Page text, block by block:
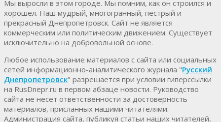
Мы выросли в этом городе. Мы помним, как он строился и
хорошел. Наш мудрый, многогранный, пестрый и
прекрасный Днепропетровск. Cайт не является
коммерческим или политическим движением. Существует
исключительно на добровольной основе.
Любое использование материалов c сайта или социальных
сетей информационно-аналитического журнала "Русский
Днепропетровск" разрешается при условии гиперссылки
на RusDnepr.ru в первом абзаце новости. Руководство
сайта не несет ответственности за достоверность
материалов, присланных нашими читателями.
Администрация сайта, публикуя статьи наших читателей,